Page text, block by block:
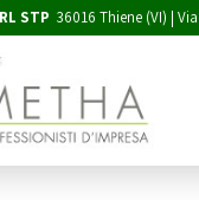
STP 36016 Thiene (VI) |